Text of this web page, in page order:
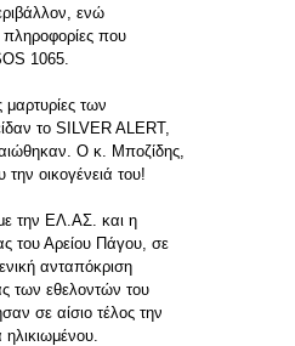
ενώ
πληροφορίες που
1065.
μαρτυρίες των
το SILVER ALERT,
Ο κ. Μποζίδης,
την οικογένειά του!
την ΕΛ.ΑΣ. και η
του Αρείου Πάγου, σε
ανταπόκριση
των εθελοντών του
σε αίσιο τέλος την